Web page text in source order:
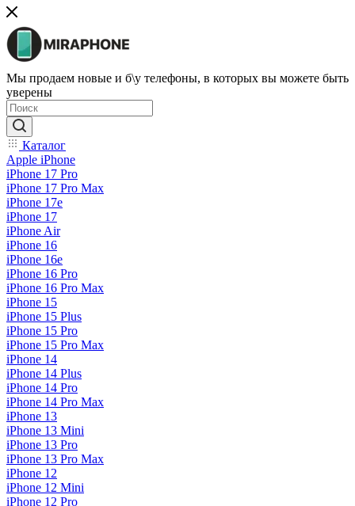
Мы продаем новые и б\у телефоны, в которых вы можете быть
уверены
Каталог
Apple iPhone
iPhone 17 Pro
iPhone 17 Pro Max
iPhone 17e
iPhone 17
iPhone Air
iPhone 16
iPhone 16e
iPhone 16 Pro
iPhone 16 Pro Max
iPhone 15
iPhone 15 Plus
iPhone 15 Pro
iPhone 15 Pro Max
iPhone 14
iPhone 14 Plus
iPhone 14 Pro
iPhone 14 Pro Max
iPhone 13
iPhone 13 Mini
iPhone 13 Pro
iPhone 13 Pro Max
iPhone 12
iPhone 12 Mini
iPhone 12 Pro